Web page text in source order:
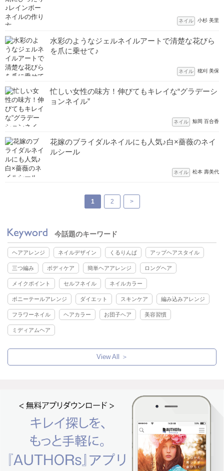
ネイル 小杉 美里
水彩のようなジェルネイルアートで清楚な花びら
を爪に乗せて♪
ネイル 穂刈 美保
忙しい女性の味方！伸びてもキレイな“グラデーシ
ョンネイル”
ネイル 鯨岡 百合香
花嫁のブライダルネイルにも人気♪白×薔薇のネイ
ルシール
ネイル 松本 壽美代
1 2 >
今話題のキーワード
ヘアアレンジ ネイルデザイン くるりんぱ アップヘアスタイル
三つ編み ボディケア 簡単ヘアアレンジ ロングヘア
メイクポイント セルフネイル ネイルカラー
ポニーテールアレンジ ダイエット スキンケア 編み込みアレンジ
フラワーネイル ヘアカラー お団子ヘア 美容習慣
ミディアムヘア
View All ＞